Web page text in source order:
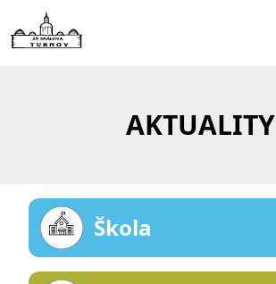
Kontakty
AKTUALITY
Škola